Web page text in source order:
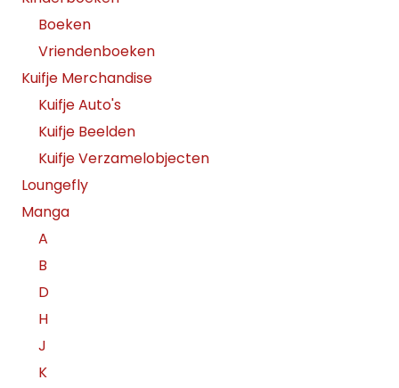
Boeken
Vriendenboeken
Kuifje Merchandise
Kuifje Auto's
Kuifje Beelden
Kuifje Verzamelobjecten
Loungefly
Manga
A
B
D
H
J
K